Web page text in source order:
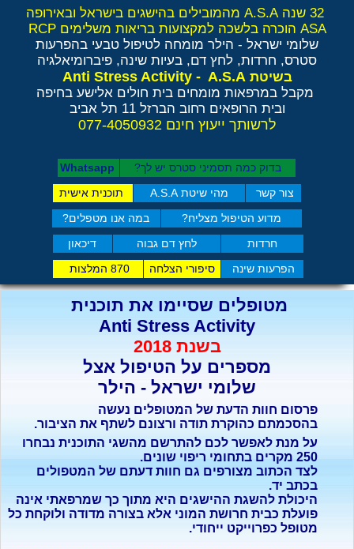
צור קשר מהי שיטת A.S.A תוכנית אישית
חרדות לחץ דם גבוה דיכאון
מדוע הטיפול מצליח? במה אנו מטפלים?
הפרעות שינה סיפורי הצלחה 870 המלצות
בדוק כמה תסמיני סט​רס יש לך? Whatsapp
32 שנה A.S.A מהמובילים בהישגים בישראל ובאירופה
ASA הוכרה בלשכה למקצועות בריאות משלימים RCP
שלומי ישראל - הילר מומחה לטיפול טבעי בהפרעות
סטרס, חרדות, לחץ דם, בעיות שינה, פיברומיאלגיה
בשיטת Anti Stress Activity - A.S.A
מקבל במרפאות מומחים בית חולים אלישע בחיפה
ובית הרופאים רחוב הברזל 11 תל אביב
לרשותך ייעוץ חינם 077-4050932
מטופלים שסיימו את תוכנית
Anti Stress Activity
בשנת 2018
מספרים על הטיפול אצל
שלומי ישראל - הילר
פרסום חוות הדעת של המטופלים נעשה
בהסכמתם כהוקרת תודה ורצונם לשתף את הציבור.
על מנת לאפשר לכם להתרשם מהשגי התוכנית נבחרו
250 מקרים בתחומי ריפוי שונים.
לצד הכתוב מצורפים גם חוות דעתם של המטפולים
בכתב יד.
היכולת להשגת ההישגים היא מתוך כך שמרפאתי אינה
פועלת כבית חרושת המוני אלא בצורה מדודה ולוקחת כל
מטופל כפרוייקט ייחודי.